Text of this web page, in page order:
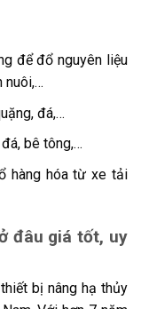
để đổ nguyên liệu
nuôi,…
đá,…
bê tông,…
hàng hóa từ xe tải
đâu giá tốt, uy
bị nâng hạ thủy